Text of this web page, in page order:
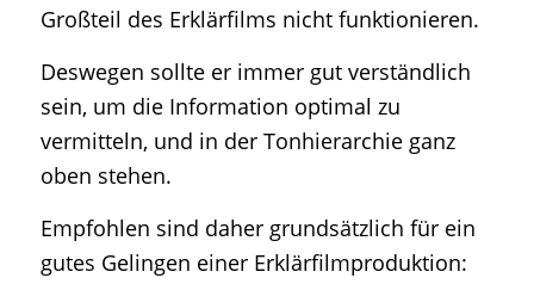
Großteil des Erklärfilms nicht funktionieren.
Deswegen sollte er immer gut verständlich
sein, um die Information optimal zu
vermitteln, und in der Tonhierarchie ganz
oben stehen.
Empfohlen sind daher grundsätzlich für ein
gutes Gelingen einer Erklärfilmproduktion: